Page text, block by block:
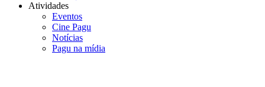
Atividades
Eventos
Cine Pagu
Notícias
Pagu na mídia